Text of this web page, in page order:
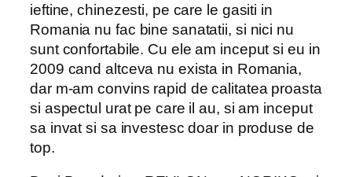
ieftine, chinezesti, pe care le gasiti in
Romania nu fac bine sanatatii, si nici nu
sunt confortabile. Cu ele am inceput si eu in
2009 cand altceva nu exista in Romania,
dar m-am convins rapid de calitatea proasta
si aspectul urat pe care il au, si am inceput
sa invat si sa investesc doar in produse de
top.